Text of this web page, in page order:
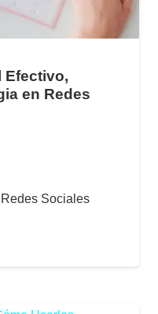
Efectivo,
en Redes
Sociales